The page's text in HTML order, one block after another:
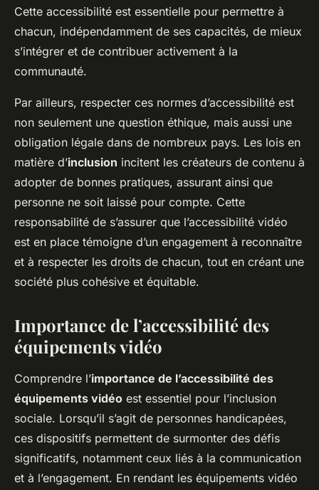
Cette accessibilité est essentielle pour permettre à
chacun, indépendamment de ses capacités, de mieux
s’intégrer et de contribuer activement à la
communauté.
Par ailleurs, respecter ces normes d’accessibilité est
non seulement une question éthique, mais aussi une
obligation légale dans de nombreux pays. Les lois en
matière d’inclusion incitent les créateurs de contenu à
adopter de bonnes pratiques, assurant ainsi que
personne ne soit laissé pour compte. Cette
responsabilité de s’assurer que l’accessibilité vidéo
est en place témoigne d’un engagement à reconnaître
et à respecter les droits de chacun, tout en créant une
société plus cohésive et équitable.
Importance de l’accessibilité des
équipements vidéo
Comprendre l’importance de l’accessibilité des
équipements vidéo est essentiel pour l’inclusion
sociale. Lorsqu’il s’agit de personnes handicapées,
ces dispositifs permettent de surmonter des défis
significatifs, notamment ceux liés à la communication
et à l’engagement. En rendant les équipements vidéo